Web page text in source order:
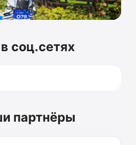
партнёры
соц.сетях